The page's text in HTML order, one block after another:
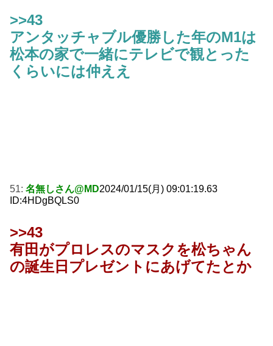
>>43
アンタッチャブル優勝した年のM1は
松本の家で一緒にテレビで観とった
くらいには仲ええ
51: 名無しさん@MD2024/01/15(月) 09:01:19.63
ID:4HDgBQLS0
>>43
有田がプロレスのマスクを松ちゃん
の誕生日プレゼントにあげてたとか